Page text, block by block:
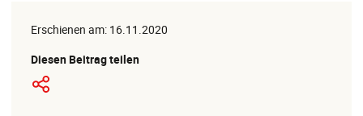
Erschienen am: 16.11.2020
Diesen Beitrag teilen